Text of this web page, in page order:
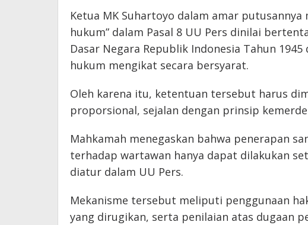
Ketua MK Suhartoyo dalam amar
hukum” dalam Pasal 8 UU Pers dinilai
Dasar Negara Republik Indonesia Tahun
hukum mengikat secara bersyarat.
Oleh karena itu, ketentuan tersebut harus
proporsional, sejalan dengan prinsip
Mahkamah menegaskan bahwa penerapan
terhadap wartawan hanya dapat dilakukan
diatur dalam UU Pers.
Mekanisme tersebut meliputi penggunaan
yang dirugikan, serta penilaian atas dugaan